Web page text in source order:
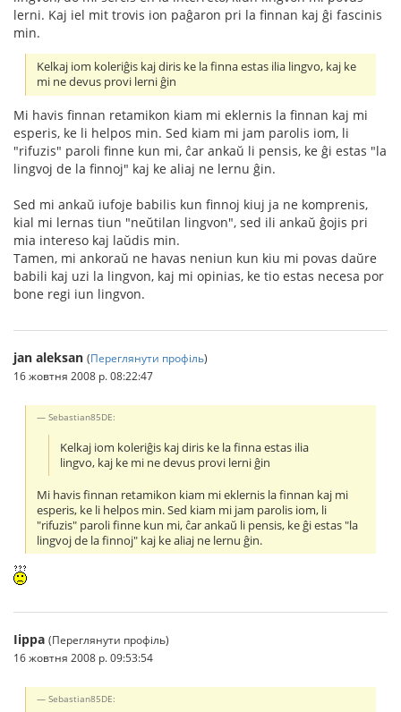
lerni. Kaj iel mit trovis ion paĝaron pri la finnan kaj ĝi fascinis
min.
Kelkaj iom koleriĝis kaj diris ke la finna estas ilia lingvo, kaj ke
mi ne devus provi lerni ĝin
Mi havis finnan retamikon kiam mi eklernis la finnan kaj mi
esperis, ke li helpos min. Sed kiam mi jam parolis iom, li
"rifuzis" paroli finne kun mi, ĉar ankaŭ li pensis, ke ĝi estas "la
lingvoj de la finnoj" kaj ke aliaj ne lernu ĝin.
Sed mi ankaŭ iufoje babilis kun finnoj kiuj ja ne komprenis,
kial mi lernas tiun "neŭtilan lingvon", sed ili ankaŭ ĝojis pri
mia intereso kaj laŭdis min.
Tamen, mi ankoraŭ ne havas neniun kun kiu mi povas daŭre
babili kaj uzi la lingvon, kaj mi opinias, ke tio estas necesa por
bone regi iun lingvon.
jan aleksan (Переглянути профіль)
16 жовтня 2008 р. 08:22:47
Sebastian85DE:
Kelkaj iom koleriĝis kaj diris ke la finna estas ilia
lingvo, kaj ke mi ne devus provi lerni ĝin
Mi havis finnan retamikon kiam mi eklernis la finnan kaj mi
esperis, ke li helpos min. Sed kiam mi jam parolis iom, li
"rifuzis" paroli finne kun mi, ĉar ankaŭ li pensis, ke ĝi estas "la
lingvoj de la finnoj" kaj ke aliaj ne lernu ĝin.
Iippa (Переглянути профіль)
16 жовтня 2008 р. 09:53:54
Sebastian85DE: